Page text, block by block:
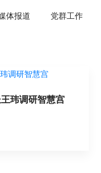
体报道 党群工作
玮调研智慧宫